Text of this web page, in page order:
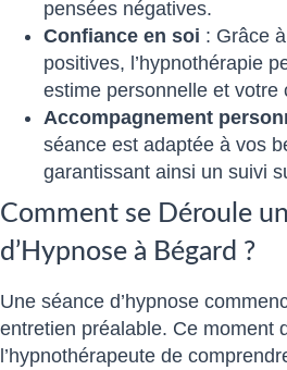
pensées négatives.
Confiance en soi : Grâce
positives, l’hypnothérapie
estime personnelle et votre
Accompagnement
séance est adaptée à vos
garantissant ainsi un suivi
Comment se Déroule
d’Hypnose à Bégard ?
Une séance d’hypnose
entretien préalable. Ce moment
l’hypnothérapeute de